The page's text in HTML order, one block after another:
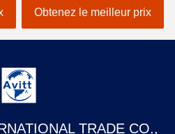
6tObtenez le meilleur prix
TRADE CO.,